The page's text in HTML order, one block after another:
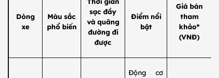
Dòng
xe
Màu sắc
phổ biến
sạc đầy
và quãng
đường đi
được
Điểm nổi
bật
Giá bán
tham
khảo*
(VNĐ)
Động cơ